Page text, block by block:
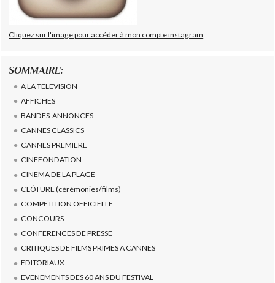
Cliquez sur l'image pour accéder à mon compte instagram
SOMMAIRE:
A LA TELEVISION
AFFICHES
BANDES-ANNONCES
CANNES CLASSICS
CANNES PREMIERE
CINEFONDATION
CINEMA DE LA PLAGE
CLÔTURE (cérémonies/films)
COMPETITION OFFICIELLE
CONCOURS
CONFERENCES DE PRESSE
CRITIQUES DE FILMS PRIMES A CANNES
EDITORIAUX
EVENEMENTS DES 60 ANS DU FESTIVAL